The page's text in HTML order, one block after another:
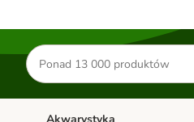
Szukaj
produktów